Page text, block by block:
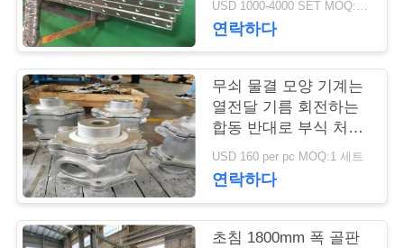
세
요
뉴
스
인
USD 1000-4000 SET MOQ:1개 세트
연락하다
무쇠 물결 모양 기계는
열전달 기름 회전하는
합동 반대로 부식 처리
를 분해합니다
USD 160 per pc MOQ:1 세트
연락하다
초침 1800mm 폭 골판